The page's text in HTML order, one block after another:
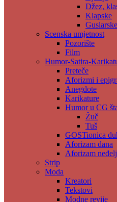
Džez,
Klapske
Guslarske
Scenska umjetnost
Pozorište
Film
Humor-Satira-
Preteče
Aforizmi i
Anegdote
Karikature
Humor u CG
Žuč
Tuš
GOSTionica
Aforizam dana
Aforizam
Strip
Moda
Kreatori
Tekstovi
Modne revije